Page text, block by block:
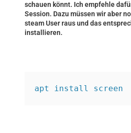
schauen könnt. Ich empfehle
Session. Dazu müssen wir aber
steam User raus und das
installieren.
apt install screen